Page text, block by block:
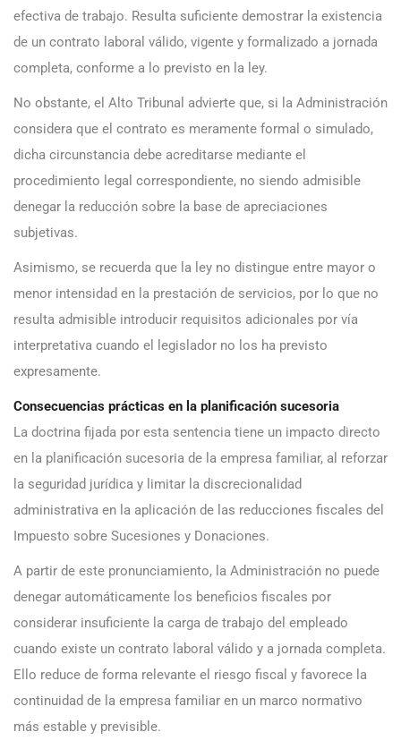
efectiva de trabajo. Resulta suficiente demostrar la existencia
de un contrato laboral válido, vigente y formalizado a jornada
completa, conforme a lo previsto en la ley.
No obstante, el Alto Tribunal advierte que, si la Administración
considera que el contrato es meramente formal o simulado,
dicha circunstancia debe acreditarse mediante el
procedimiento legal correspondiente, no siendo admisible
denegar la reducción sobre la base de apreciaciones
subjetivas.
Asimismo, se recuerda que la ley no distingue entre mayor o
menor intensidad en la prestación de servicios, por lo que no
resulta admisible introducir requisitos adicionales por vía
interpretativa cuando el legislador no los ha previsto
expresamente.
Consecuencias prácticas en la planificación sucesoria
La doctrina fijada por esta sentencia tiene un impacto directo
en la planificación sucesoria de la empresa familiar, al reforzar
la seguridad jurídica y limitar la discrecionalidad
administrativa en la aplicación de las reducciones fiscales del
Impuesto sobre Sucesiones y Donaciones.
A partir de este pronunciamiento, la Administración no puede
denegar automáticamente los beneficios fiscales por
considerar insuficiente la carga de trabajo del empleado
cuando existe un contrato laboral válido y a jornada completa.
Ello reduce de forma relevante el riesgo fiscal y favorece la
continuidad de la empresa familiar en un marco normativo
más estable y previsible.